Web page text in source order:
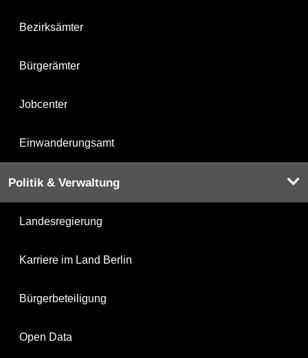
Bezirksämter
Bürgerämter
Jobcenter
Einwanderungsamt
Politik & Verwaltung
Landesregierung
Karriere im Land Berlin
Bürgerbeteiligung
Open Data